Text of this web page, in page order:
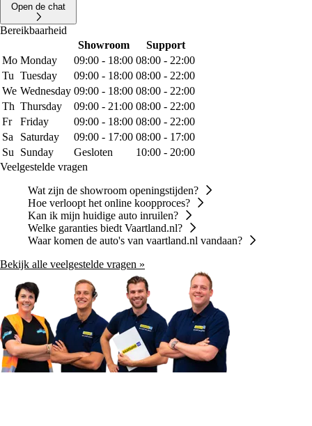
Open de chat
Bereikbaarheid
Showroom
Support
Mo Monday 09:00 - 18:00 08:00 - 22:00
Tu Tuesday 09:00 - 18:00 08:00 - 22:00
We Wednesday 09:00 - 18:00 08:00 - 22:00
Th Thursday 09:00 - 21:00 08:00 - 22:00
Fr
Friday 09:00 - 18:00 08:00 - 22:00
Sa
Saturday 09:00 - 17:00 08:00 - 17:00
Su
Sunday Gesloten
10:00 - 20:00
Veelgestelde vragen
Wat zijn de showroom openingstijden?
Hoe verloopt het online koopproces?
Kan ik mijn huidige auto inruilen?
Welke garanties biedt Vaartland.nl?
Waar komen de auto's van vaartland.nl vandaan?
Bekijk alle veelgestelde vragen »